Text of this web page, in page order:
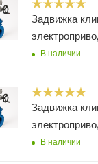
Задвижка
В наличии
Задвижка
В наличии